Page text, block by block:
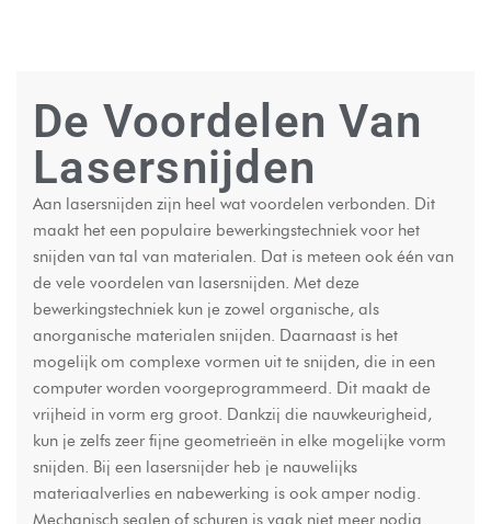
De Voordelen Van
Lasersnijden
Aan lasersnijden zijn heel wat voordelen verbonden. Dit
maakt het een populaire bewerkingstechniek voor het
snijden van tal van materialen. Dat is meteen ook één van
de vele voordelen van lasersnijden. Met deze
bewerkingstechniek kun je zowel organische, als
anorganische materialen snijden. Daarnaast is het
mogelijk om complexe vormen uit te snijden, die in een
computer worden voorgeprogrammeerd. Dit maakt de
vrijheid in vorm erg groot. Dankzij die nauwkeurigheid,
kun je zelfs zeer fijne geometrieën in elke mogelijke vorm
snijden. Bij een lasersnijder heb je nauwelijks
materiaalverlies en nabewerking is ook amper nodig.
Mechanisch sealen of schuren is vaak niet meer nodig.